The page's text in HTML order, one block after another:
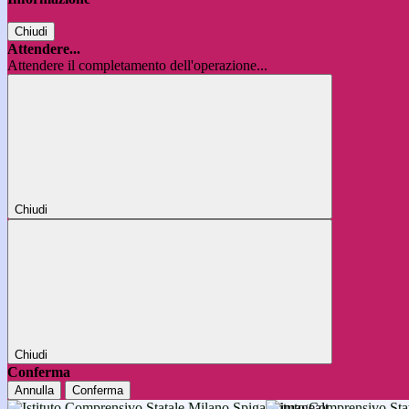
Chiudi
Attendere...
Attendere il completamento dell'operazione...
Chiudi
Chiudi
Conferma
Annulla Conferma